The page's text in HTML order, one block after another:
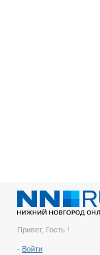
Привет, Гость !
- Войти